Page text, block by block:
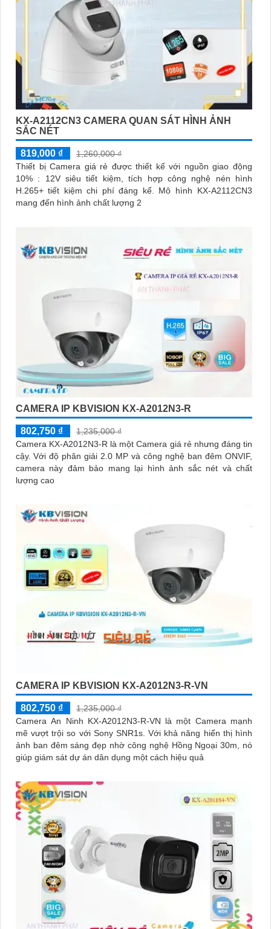
KX-A2112CN3 CAMERA QUAN SÁT HÌNH ẢNH
SẮC NÉT
819,000 ₫
1,260,000 ₫
Thiết bị Camera giá rẻ được thiết kế với nguồn giao động
10% : 12V siêu tiết kiệm, tích hợp công nghệ nén hình
H.265+ tiết kiệm chi phí đáng kể. Mô hình KX-A2112CN3
mang đến hình ảnh chất lượng 2
CAMERA IP KBVISION KX-A2012N3-R
802,750 ₫
1,235,000 ₫
Camera KX-A2012N3-R là một Camera giá rẻ nhưng đáng tin
cậy. Với độ phân giải 2.0 MP và công nghệ ban đêm ONVIF,
camera này đảm bảo mang lại hình ảnh sắc nét và chất
lượng cao
CAMERA IP KBVISION KX-A2012N3-R-VN
802,750 ₫
1,235,000 ₫
Camera An Ninh KX-A2012N3-R-VN là một Camera mạnh
mẽ vượt trội so với Sony SNR1s. Với khả năng hiển thị hình
ảnh ban đêm sáng đẹp nhờ công nghệ Hồng Ngoại 30m, nó
giúp giám sát dự án dân dụng một cách hiệu quả